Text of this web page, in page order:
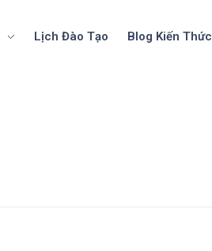
Lịch Đào Tạo Blog Kiến Thức